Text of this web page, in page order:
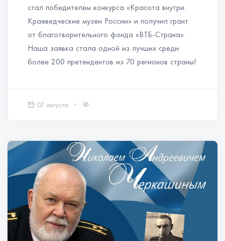
стал победителем конкурса «Красота внутри.
Краеведческие музеи России» и получил грант
от благотворительного фонда «ВТБ-Страна».
Наша заявка стала одной из лучших среди
более 200 претендентов из 70 регионов страны!
07 августа